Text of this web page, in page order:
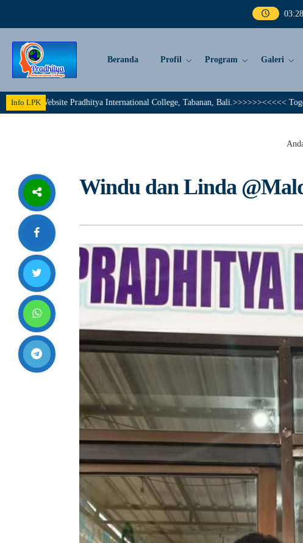
03:29
Beranda Profil Program Galeri
Info LPK
Pradhitya International College, Tabanan, Bali.>>>>>><<<<< Together We
Windu dan Linda